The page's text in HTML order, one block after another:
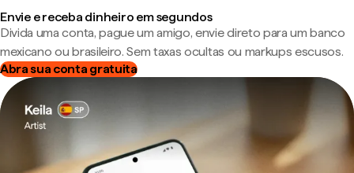
Envie e receba dinheiro em segundos
Divida uma conta, pague um amigo, envie direto para um banco
mexicano ou brasileiro. Sem taxas ocultas ou markups escusos.
Abra sua conta gratuita